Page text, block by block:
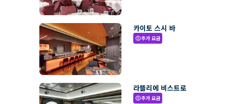
카이토 스시 바
paid추가 요금
라뜰리에 비스트로
paid추가 요금